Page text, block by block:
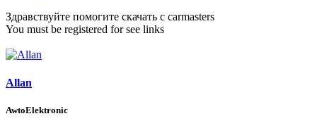
Здравствуйте помогите скачать с carmasters
You must be registered for see links
Allan
AwtoElektronic